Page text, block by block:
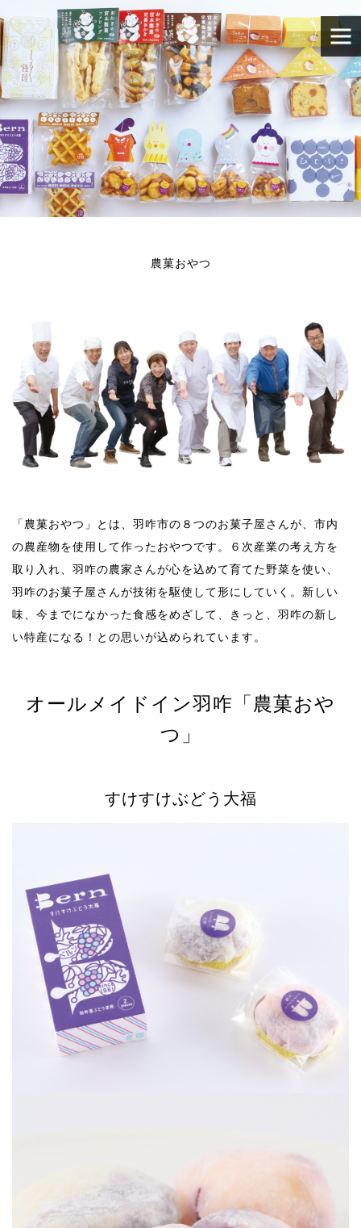
農菓おやつ
「農菓おやつ」とは、羽咋市の８つのお菓子屋さんが、市内
の農産物を使用して作ったおやつです。６次産業の考え方を
取り入れ、羽咋の農家さんが心を込めて育てた野菜を使い、
羽咋のお菓子屋さんが技術を駆使して形にしていく。新しい
味、今までになかった食感をめざして、きっと、羽咋の新し
い特産になる！との思いが込められています。
オールメイドイン羽咋「農菓おや
つ」
すけすけぶどう大福